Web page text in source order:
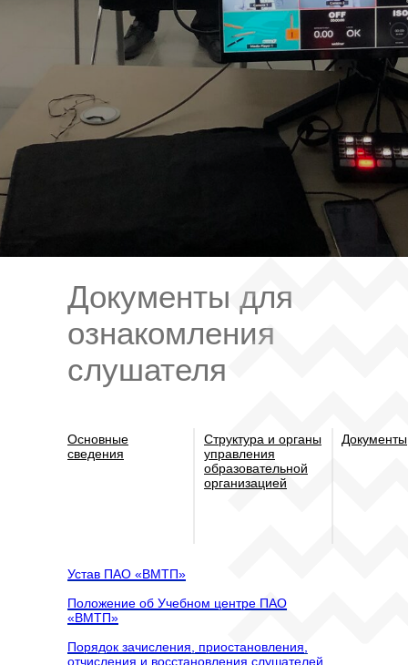
Документы для
ознакомления
слушателя
Документы
Структура и органы
управления
образовательной
организацией
Основные
сведения
Устав ПАО «ВМТП»
Положение об Учебном центре ПАО
«ВМТП»
Порядок зачисления, приостановления,
отчисления и восстановления слушателей